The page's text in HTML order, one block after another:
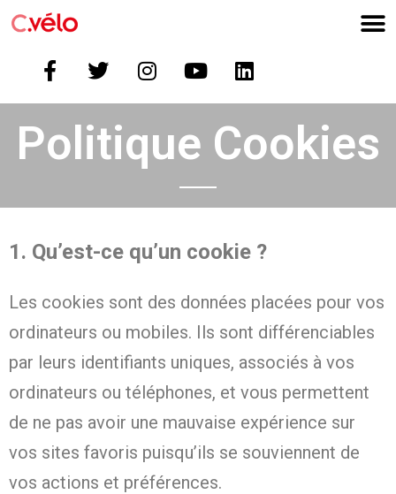
Politique Cookies
1. Qu’est-ce qu’un cookie ?
Les cookies sont des données placées pour vos
ordinateurs ou mobiles. Ils sont différenciables
par leurs identifiants uniques, associés à vos
ordinateurs ou téléphones, et vous permettent
de ne pas avoir une mauvaise expérience sur
vos sites favoris puisqu’ils se souviennent de
vos actions et préférences.